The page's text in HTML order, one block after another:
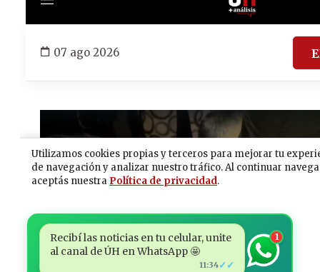
Recibí las noticias en tu celular, unite
al canal de ÚH en WhatsApp 🤩
11:34✓✓
1